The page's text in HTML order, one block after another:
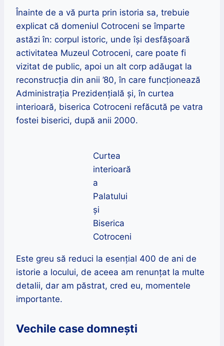
Înainte de a vă purta prin istoria sa, trebuie
explicat că domeniul Cotroceni se împarte
astăzi în: corpul istoric, unde își desfășoară
activitatea Muzeul Cotroceni, care poate fi
vizitat de public, apoi un alt corp adăugat la
reconstrucția din anii ’80,în care funcționează
Administrația Prezidențială și, în curtea
interioară, biserica Cotroceni refăcută pe vatra
fostei biserici, după anii 2000.
Curtea
interioară
a
Palatului
și
Biserica
Cotroceni
Este greu să reduci la esențial 400 de ani de
istorie a locului, de aceea am renunțat la multe
detalii, dar am păstrat, cred eu, momentele
importante.
Vechile case domnești